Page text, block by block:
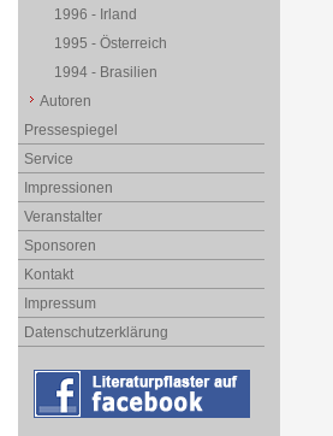
1996 - Irland
1995 - Österreich
1994 - Brasilien
Autoren
Pressespiegel
Service
Impressionen
Veranstalter
Sponsoren
Kontakt
Impressum
Datenschutzerklärung